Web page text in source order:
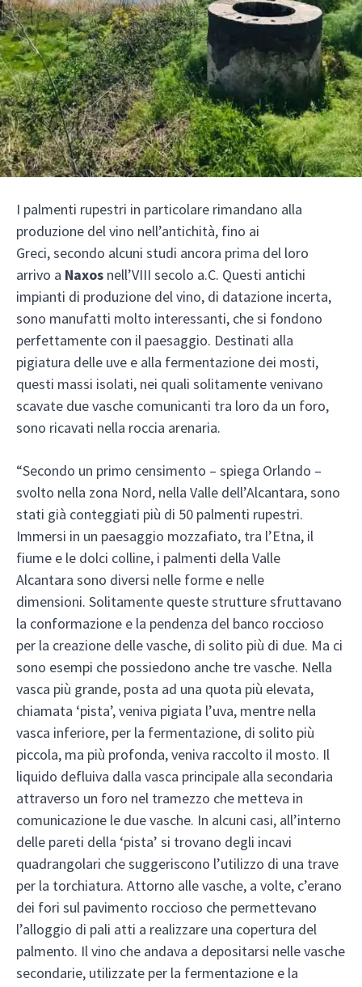
I palmenti rupestri in particolare rimandano alla
produzione del vino nell’antichità, fino ai
Greci, secondo alcuni studi ancora prima del loro
arrivo a Naxos nell’VIII secolo a.C. Questi antichi
impianti di produzione del vino, di datazione incerta,
sono manufatti molto interessanti, che si fondono
perfettamente con il paesaggio. Destinati alla
pigiatura delle uve e alla fermentazione dei mosti,
questi massi isolati, nei quali solitamente venivano
scavate due vasche comunicanti tra loro da un foro,
sono ricavati nella roccia arenaria.
“Secondo un primo censimento – spiega Orlando –
svolto nella zona Nord, nella Valle dell’Alcantara, sono
stati già conteggiati più di 50 palmenti rupestri.
Immersi in un paesaggio mozzafiato, tra l’Etna, il
fiume e le dolci colline, i palmenti della Valle
Alcantara sono diversi nelle forme e nelle
dimensioni. Solitamente queste strutture sfruttavano
la conformazione e la pendenza del banco roccioso
per la creazione delle vasche, di solito più di due. Ma ci
sono esempi che possiedono anche tre vasche. Nella
vasca più grande, posta ad una quota più elevata,
chiamata ‘pista’, veniva pigiata l’uva, mentre nella
vasca inferiore, per la fermentazione, di solito più
piccola, ma più profonda, veniva raccolto il mosto. Il
liquido defluiva dalla vasca principale alla secondaria
attraverso un foro nel tramezzo che metteva in
comunicazione le due vasche. In alcuni casi, all’interno
delle pareti della ‘pista’ si trovano degli incavi
quadrangolari che suggeriscono l’utilizzo di una trave
per la torchiatura. Attorno alle vasche, a volte, c’erano
dei fori sul pavimento roccioso che permettevano
l’alloggio di pali atti a realizzare una copertura del
palmento. Il vino che andava a depositarsi nelle vasche
secondarie, utilizzate per la fermentazione e la